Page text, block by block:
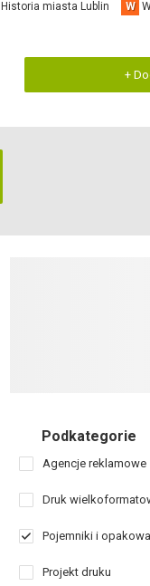
Historia miasta Lublin W
+
Podkategorie
Agencje reklamowe
Druk
Pojemniki i
Projekt druku